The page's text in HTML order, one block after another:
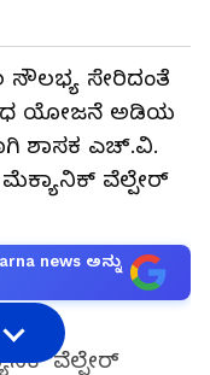
ಸೌಲಭ್ಯ ಸೇರಿದಂತೆ
ಯೋಜನೆ ಅಡಿಯ
ಶಾಸಕ ಎಚ್‌.ವಿ.
ವೆಲ್ಪೇರ್‌
news ಅನ್ನು
ವೆಲ್ಪೇರ್‌